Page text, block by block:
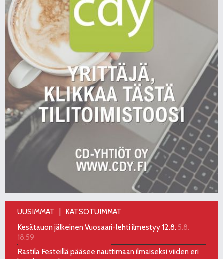
UUSIMMAT
KATSOTUIMMAT
Kesätauon jälkeinen Vuosaari-lehti ilmestyy 12.8. 5.8.
18:59
Rastila Festeillä pääsee nauttimaan ilmaiseksi viiden eri